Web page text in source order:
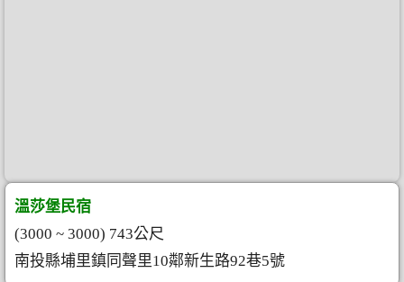
溫莎堡民宿
(3000 ~ 3000) 743公尺
南投縣埔里鎮同聲里10鄰新生路92巷5號